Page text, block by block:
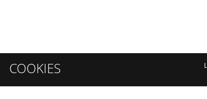
COOKIES